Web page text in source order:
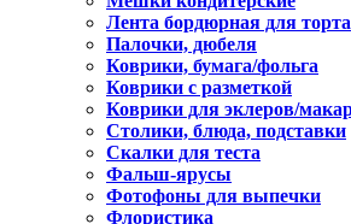
Лента бордюрная для торта
Палочки, дюбеля
Коврики, бумага/фольга
Коврики с разметкой
Коврики для эклеров/
Столики, блюда, подставки
Скалки для теста
Фальш-ярусы
Фотофоны для выпечки
Флористика